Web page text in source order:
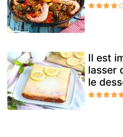
Il est
lasser
le